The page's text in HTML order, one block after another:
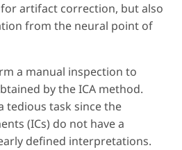
artifact correction, but also
from the neural point of
a manual inspection to
by the ICA method.
tedious task since the
(ICs) do not have a
defined interpretations.